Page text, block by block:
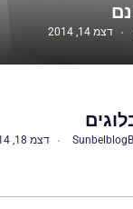
דצמ 14, 2014
Sunbelblog דצמ 18, 2014